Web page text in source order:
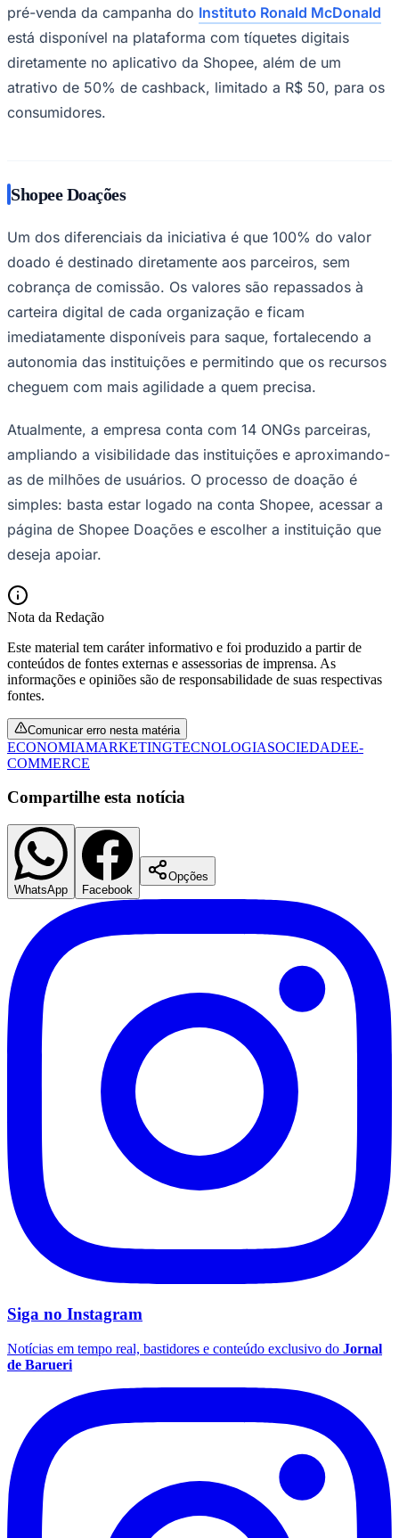
Palmeiras
São Paulo
Santos
Flamengo
pré-venda da campanha do Instituto Ronald McDonald
está disponível na plataforma com tíquetes digitais
diretamente no aplicativo da Shopee, além de um
atrativo de 50% de cashback, limitado a R$ 50, para os
consumidores.
Shopee Doações
Um dos diferenciais da iniciativa é que 100% do valor
doado é destinado diretamente aos parceiros, sem
cobrança de comissão. Os valores são repassados à
carteira digital de cada organização e ficam
imediatamente disponíveis para saque, fortalecendo a
autonomia das instituições e permitindo que os recursos
cheguem com mais agilidade a quem precisa.
Atualmente, a empresa conta com 14 ONGs parceiras,
ampliando a visibilidade das instituições e aproximando-
as de milhões de usuários. O processo de doação é
simples: basta estar logado na conta Shopee, acessar a
página de Shopee Doações e escolher a instituição que
deseja apoiar.
Nota da Redação
Este material tem caráter informativo e foi produzido a partir de
conteúdos de fontes externas e assessorias de imprensa. As
informações e opiniões são de responsabilidade de suas respectivas
fontes.
Comunicar erro nesta matéria
ECONOMIAMARKETINGTECNOLOGIASOCIEDADEE-
COMMERCE
Compartilhe esta notícia
WhatsApp Facebook
Opções
Siga no Instagram
Notícias em tempo real, bastidores e conteúdo exclusivo do Jornal
de Barueri